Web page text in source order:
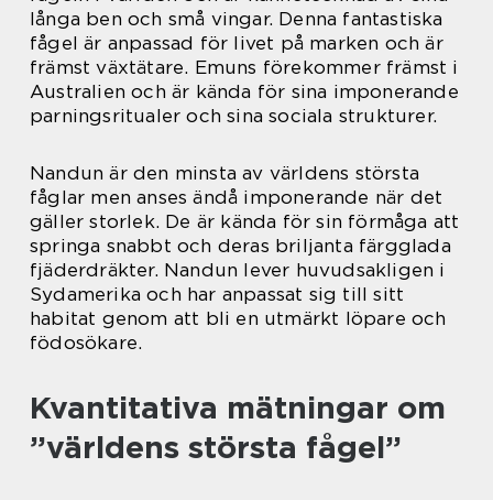
långa ben och små vingar. Denna fantastiska
fågel är anpassad för livet på marken och är
främst växtätare. Emuns förekommer främst i
Australien och är kända för sina imponerande
parningsritualer och sina sociala strukturer.
Nandun är den minsta av världens största
fåglar men anses ändå imponerande när det
gäller storlek. De är kända för sin förmåga att
springa snabbt och deras briljanta färgglada
fjäderdräkter. Nandun lever huvudsakligen i
Sydamerika och har anpassat sig till sitt
habitat genom att bli en utmärkt löpare och
födosökare.
Kvantitativa mätningar om
”världens största fågel”